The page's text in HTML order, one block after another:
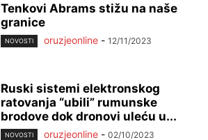
Tenkovi Abrams stižu na naše
granice
NOVOSTI oruzjeonline - 12/11/2023
Ruski sistemi elektronskog
ratovanja “ubili” rumunske
brodove dok dronovi uleću u...
NOVOSTI oruzjeonline - 02/10/2023